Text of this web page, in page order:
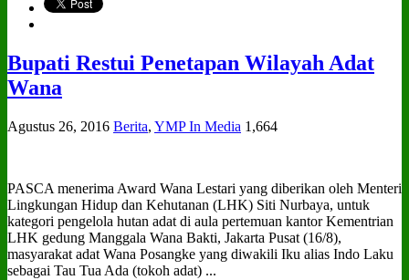
Bupati Restui Penetapan Wilayah Adat
Wana
Agustus 26, 2016 Berita, YMP In Media 1,664
PASCA menerima Award Wana Lestari yang diberikan oleh Menteri
Lingkungan Hidup dan Kehutanan (LHK) Siti Nurbaya, untuk
kategori pengelola hutan adat di aula pertemuan kantor Kementrian
LHK gedung Manggala Wana Bakti, Jakarta Pusat (16/8),
masyarakat adat Wana Posangke yang diwakili Iku alias Indo Laku
sebagai Tau Tua Ada (tokoh adat) ...